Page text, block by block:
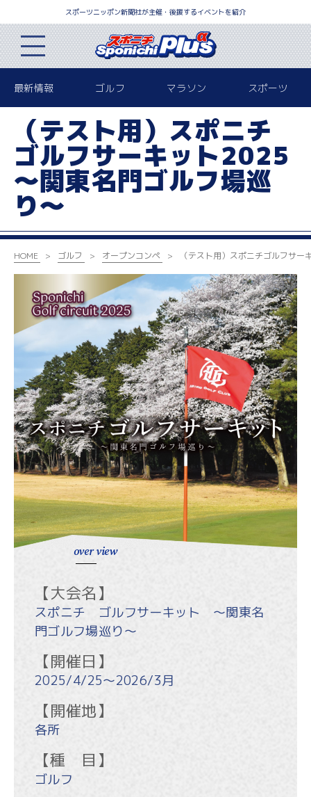
スポーツニッポン新聞社が主催・後援するイベントを紹介
最新情報 ゴルフ マラソン スポーツ
（テスト用）スポニチ
ゴルフサーキット2025
～関東名門ゴルフ場巡
り～
HOME ゴルフ オープンコンペ （テスト用）スポニチゴルフサー
over view
【大会名】
スポニチ ゴルフサーキット ～関東名
門ゴルフ場巡り～
【開催日】
2025/4/25〜2026/3月
【開催地】
各所
【種 目】
ゴルフ